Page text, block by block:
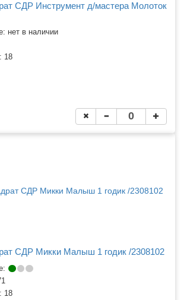
СДР Инструмент д/мастера Молоток
нет в наличии
18
СДР Микки Малыш 1 годик /2308102
18